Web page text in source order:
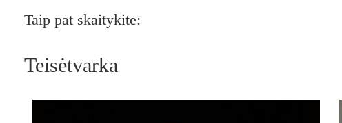
Taip pat skaitykite:
Teisėtvarka